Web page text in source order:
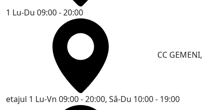
1 Lu-Du 09:00 - 20:00
CC GEMENI,
etajul 1 Lu-Vn 09:00 - 20:00, Sâ-Du 10:00 - 19:00